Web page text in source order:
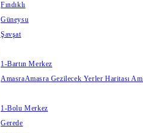
Fındıklı
Güneysu
Şavşat
1-Bartın Merkez
AmasraAmasra Gezilecek Yerler Haritası
1-Bolu Merkez
Gerede